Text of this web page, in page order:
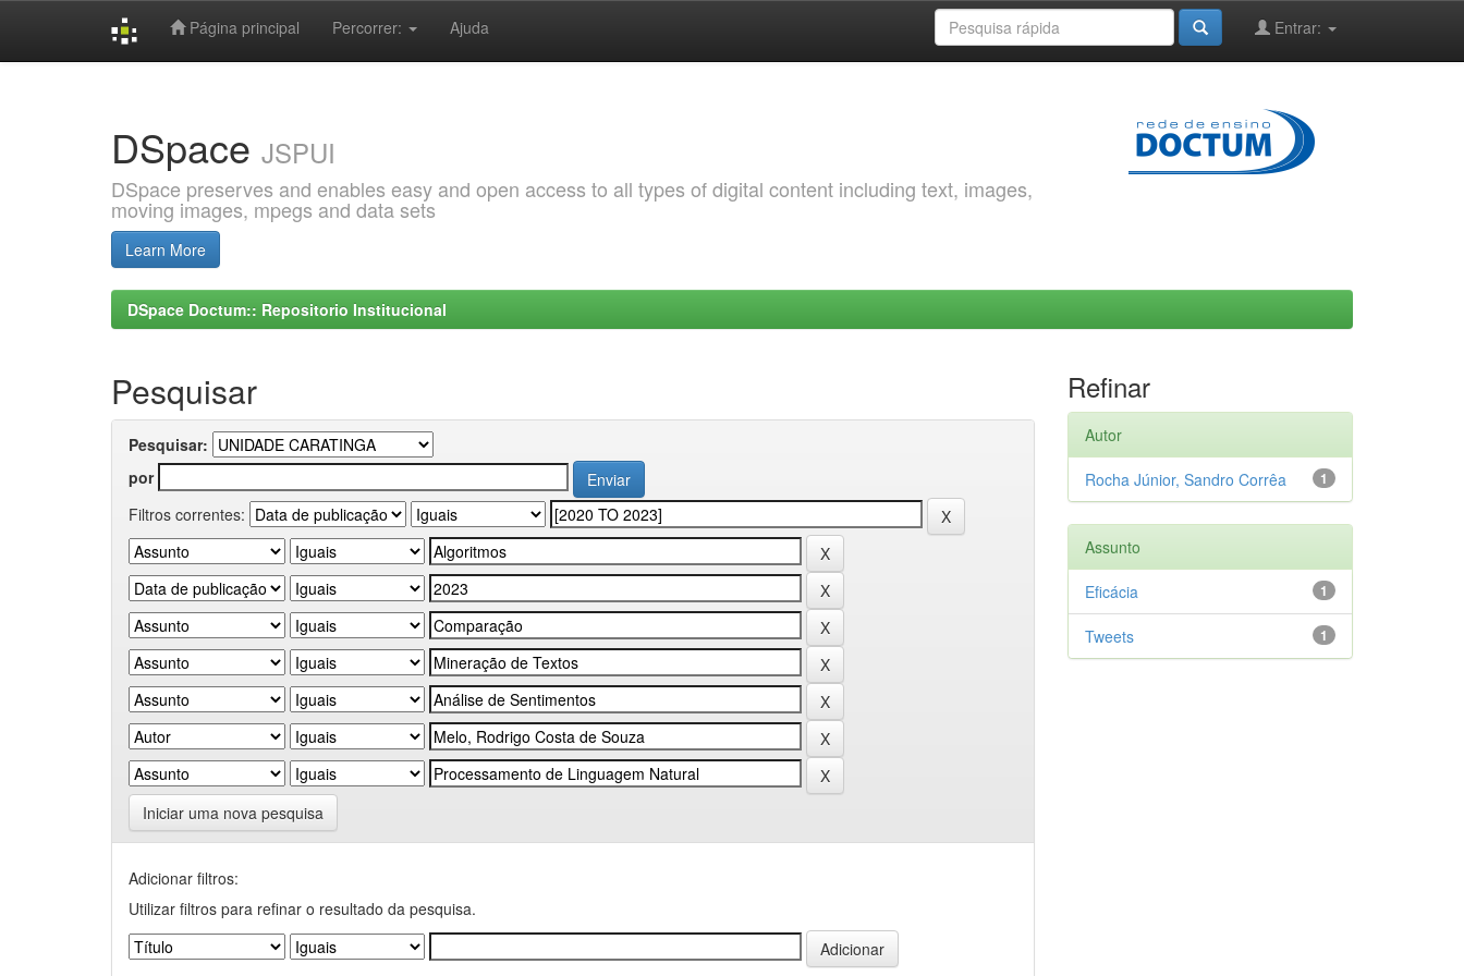
Página principal Percorrer: Ajuda Entrar:
DSpace JSPUI
DSpace preserves and enables easy and open access to all types of digital content including text, images,
moving images, mpegs and data sets
Learn More
DSpace Doctum:: Repositorio Institucional
Pesquisar
Pesquisar:
por
Filtros correntes:
Iniciar uma nova pesquisa
Adicionar filtros:
Utilizar filtros para refinar o resultado da pesquisa.
Refinar
Autor
1
Rocha Júnior, Sandro Corrêa
Assunto
1
Eficácia
1
Tweets